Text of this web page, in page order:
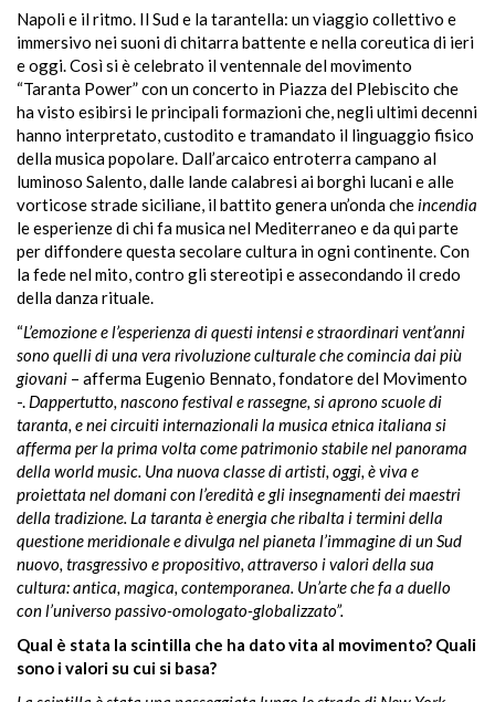
Napoli e il ritmo. Il Sud e la tarantella: un viaggio collettivo e
immersivo nei suoni di chitarra battente e nella coreutica di ieri
e oggi. Così si è celebrato il ventennale del movimento
“Taranta Power” con un concerto in Piazza del Plebiscito che
ha visto esibirsi le principali formazioni che, negli ultimi decenni
hanno interpretato, custodito e tramandato il linguaggio fisico
della musica popolare. Dall’arcaico entroterra campano al
luminoso Salento, dalle lande calabresi ai borghi lucani e alle
vorticose strade siciliane, il battito genera un’onda cheincendia
le esperienze di chi fa musica nel Mediterraneo e da qui parte
per diffondere questa secolare cultura in ogni continente. Con
la fede nel mito, contro gli stereotipi e assecondando il credo
della danza rituale.
“L’emozione e l’esperienza di questi intensi e straordinari vent’anni
sono quelli di una vera rivoluzione culturale che comincia dai più
giovani – afferma Eugenio Bennato, fondatore del Movimento
-. Dappertutto, nascono festival e rassegne, si aprono scuole di
taranta, e nei circuiti internazionali la musica etnica italiana si
afferma per la prima volta come patrimonio stabile nel panorama
della world music. Una nuova classe di artisti, oggi, è viva e
proiettata nel domani con l’eredità e gli insegnamenti dei maestri
della tradizione. La taranta è energia che ribalta i termini della
questione meridionale e divulga nel pianeta l’immagine di un Sud
nuovo, trasgressivo e propositivo, attraverso i valori della sua
cultura: antica, magica, contemporanea. Un’arte che fa a duello
con l’universo passivo-omologato-globalizzato”.
Qual è stata la scintilla che ha dato vita al movimento? Quali
sono i valori su cui si basa?